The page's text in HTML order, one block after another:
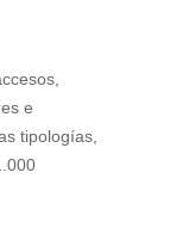
e
tipologías,